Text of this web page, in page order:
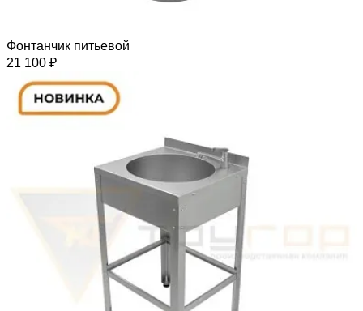
Фонтанчик питьевой
21 100 ₽